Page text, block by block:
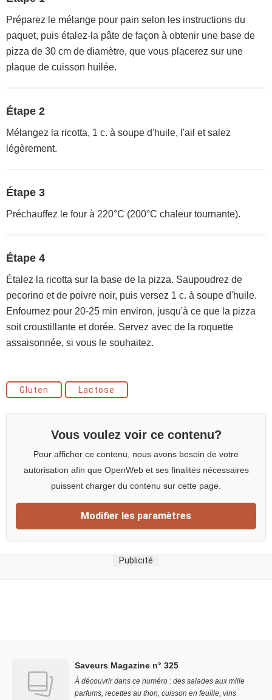
Préparez le mélange pour pain selon les instructions du
paquet, puis étalez-la pâte de façon à obtenir une base de
pizza de 30 cm de diamètre, que vous placerez sur une
plaque de cuisson huilée.
Étape 2
Mélangez la ricotta, 1 c. à soupe d'huile, l'ail et salez
légèrement.
Étape 3
Préchauffez le four à 220°C (200°C chaleur tournante).
Étape 4
Étalez la ricotta sur la base de la pizza. Saupoudrez de
pecorino et de poivre noir, puis versez 1 c. à soupe d'huile.
Enfournez pour 20-25 min environ, jusqu'à ce que la pizza
soit croustillante et dorée. Servez avec de la roquette
assaisonnée, si vous le souhaitez.
Gluten Lactose
Vous voulez voir ce contenu?
Pour afficher ce contenu, nous avons besoin de votre
autorisation afin que OpenWeb et ses finalités nécessaires
puissent charger du contenu sur cette page.
Modifier les paramètres
Publicité
Saveurs Magazine n° 325
À découvrir dans ce numéro : des salades aux mille
parfums, recettes au thon, cuisson en feuille, vins